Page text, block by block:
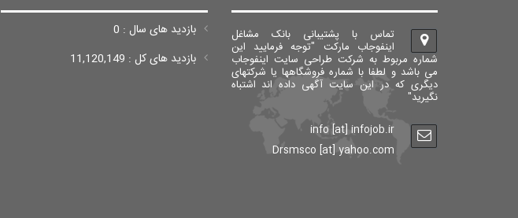
تماس با پشتیبانی بانک مشاغل
اینفوجاب مارکت "توجه فرمایید این
شماره مربوط به شرکت طراحی سایت اینفوجاب
می باشد و لطفا با شماره فروشگاهها یا شرکتهای
دیگری که در این سایت آگهی داده اند اشتباه
نگیرید"
info [at] infojob.ir
Drsmsco [at] yahoo.com
بازدید های سال : 0
بازدید های کل : 11,120,149